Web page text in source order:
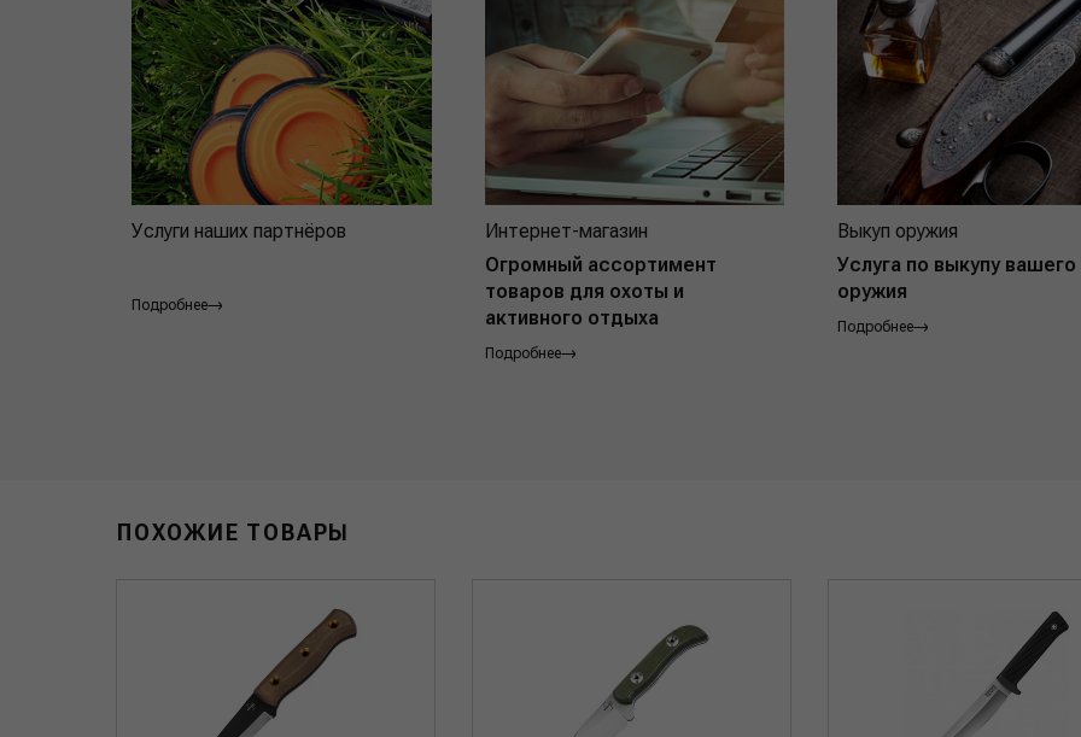
Услуги наших партнёров
Подробнее
Интернет-магазин
Огромный ассортимент
товаров для охоты и
активного отдыха
Подробнее
Выкуп оружия
Услуга по выкупу вашего
оружия
Подробнее
ПОХОЖИЕ ТОВАРЫ